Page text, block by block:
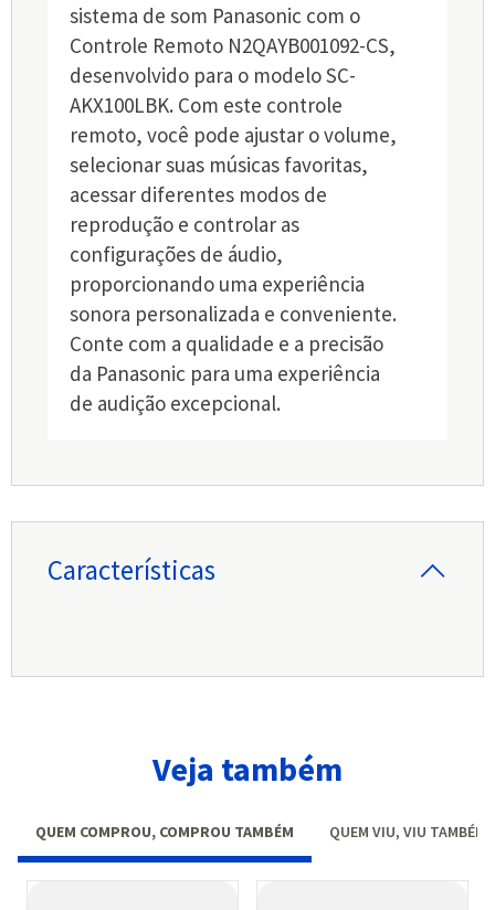
sistema de som Panasonic com o
Controle Remoto N2QAYB001092-CS,
desenvolvido para o modelo SC-
AKX100LBK. Com este controle
remoto, você pode ajustar o volume,
selecionar suas músicas favoritas,
acessar diferentes modos de
reprodução e controlar as
configurações de áudio,
proporcionando uma experiência
sonora personalizada e conveniente.
Conte com a qualidade e a precisão
da Panasonic para uma experiência
de audição excepcional.
Características
Veja também
QUEM COMPROU, COMPROU TAMBÉM QUEM VIU, VIU TAMBÉM